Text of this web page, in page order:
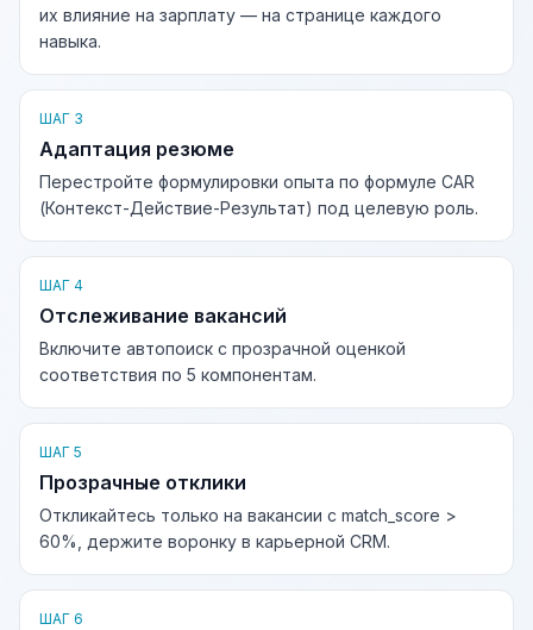
их влияние на зарплату — на странице каждого
навыка.
ШАГ 3
Адаптация резюме
Перестройте формулировки опыта по формуле CAR
(Контекст-Действие-Результат) под целевую роль.
ШАГ 4
Отслеживание вакансий
Включите автопоиск с прозрачной оценкой
соответствия по 5 компонентам.
ШАГ 5
Прозрачные отклики
Откликайтесь только на вакансии с match_score >
60%, держите воронку в карьерной CRM.
ШАГ 6